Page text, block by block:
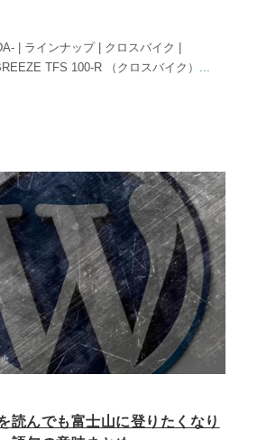
| ラインナップ | クロスバイク |
TFS 100-R （クロスバイク） ...
読んでも富士山に登りたくなり